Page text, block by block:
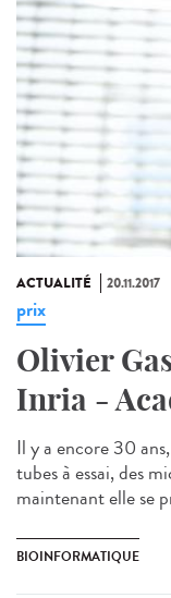
ACTUALITÉ 20.11.2017
prix
Olivier
Inria -
Il y a encore 30
tubes à essai, des
maintenant elle se
BIOINFORMATIQUE